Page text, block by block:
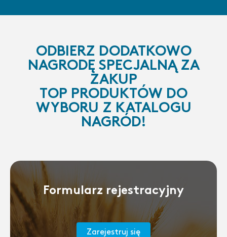
ODBIERZ DODATKOWO
NAGRODĘ SPECJALNĄ ZA
ZAKUP
TOP PRODUKTÓW DO
WYBORU Z KATALOGU
NAGRÓD!
Formularz rejestracyjny
Zarejestruj się